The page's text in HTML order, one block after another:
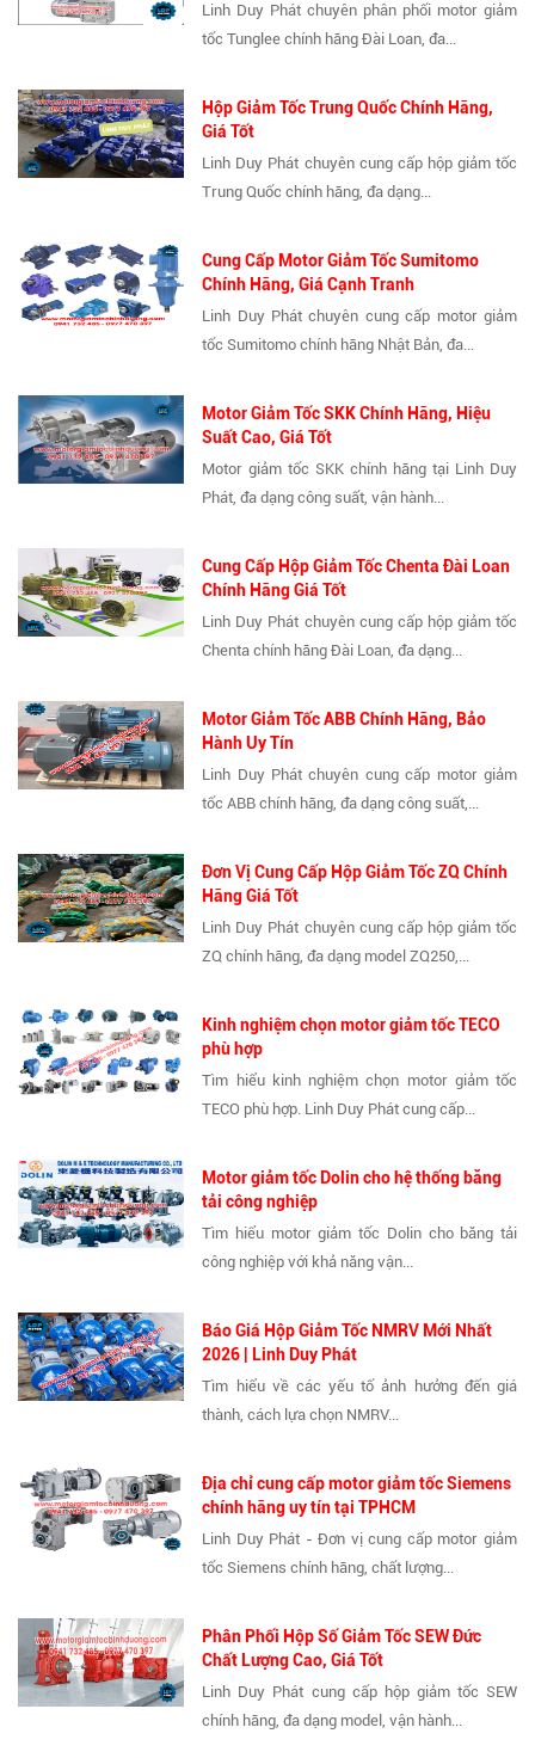
Linh Duy Phát chuyên phân phối motor giảm
tốc Tunglee chính hãng Đài Loan, đa...
Hộp Giảm Tốc Trung Quốc Chính Hãng,
Giá Tốt
Linh Duy Phát chuyên cung cấp hộp giảm tốc
Trung Quốc chính hãng, đa dạng...
Cung Cấp Motor Giảm Tốc Sumitomo
Chính Hãng, Giá Cạnh Tranh
Linh Duy Phát chuyên cung cấp motor giảm
tốc Sumitomo chính hãng Nhật Bản, đa...
Motor Giảm Tốc SKK Chính Hãng, Hiệu
Suất Cao, Giá Tốt
Motor giảm tốc SKK chính hãng tại Linh Duy
Phát, đa dạng công suất, vận hành...
Cung Cấp Hộp Giảm Tốc Chenta Đài Loan
Chính Hãng Giá Tốt
Linh Duy Phát chuyên cung cấp hộp giảm tốc
Chenta chính hãng Đài Loan, đa dạng...
Motor Giảm Tốc ABB Chính Hãng, Bảo
Hành Uy Tín
Linh Duy Phát chuyên cung cấp motor giảm
tốc ABB chính hãng, đa dạng công suất,...
Đơn Vị Cung Cấp Hộp Giảm Tốc ZQ Chính
Hãng Giá Tốt
Linh Duy Phát chuyên cung cấp hộp giảm tốc
ZQ chính hãng, đa dạng model ZQ250,...
Kinh nghiệm chọn motor giảm tốc TECO
phù hợp
Tìm hiểu kinh nghiệm chọn motor giảm tốc
TECO phù hợp. Linh Duy Phát cung cấp...
Motor giảm tốc Dolin cho hệ thống băng
tải công nghiệp
Tìm hiểu motor giảm tốc Dolin cho băng tải
công nghiệp với khả năng vận...
Báo Giá Hộp Giảm Tốc NMRV Mới Nhất
2026 | Linh Duy Phát
Tìm hiểu về các yếu tố ảnh hưởng đến giá
thành, cách lựa chọn NMRV...
Địa chỉ cung cấp motor giảm tốc Siemens
chính hãng uy tín tại TPHCM
Linh Duy Phát - Đơn vị cung cấp motor giảm
tốc Siemens chính hãng, chất lượng...
Phân Phối Hộp Số Giảm Tốc SEW Đức
Chất Lượng Cao, Giá Tốt
Linh Duy Phát cung cấp hộp giảm tốc SEW
chính hãng, đa dạng model, vận hành...